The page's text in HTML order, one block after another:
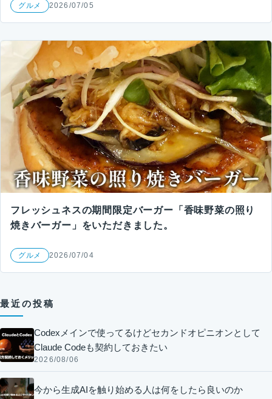
グルメ 2026/07/05
フレッシュネスの期間限定バーガー「香味野菜の照り
焼きバーガー」をいただきました。
グルメ 2026/07/04
最近の投稿
Codexメインで使ってるけどセカンドオピニオンとして
Claude Codeも契約しておきたい
2026/08/06
今から生成AIを触り始める人は何をしたら良いのか